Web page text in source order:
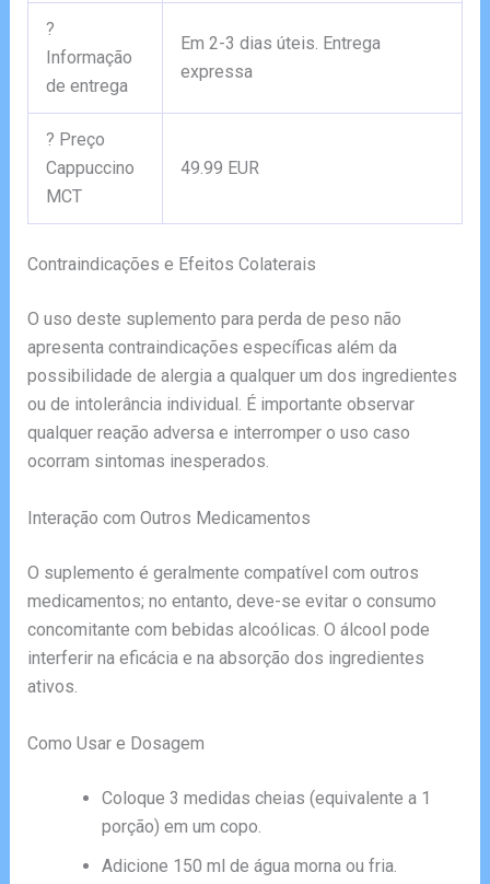
?
Informação
de entrega
Em 2-3 dias úteis. Entrega
expressa
? Preço
Cappuccino
MCT
49.99 EUR
Contraindicações e Efeitos Colaterais
O uso deste suplemento para perda de peso não
apresenta contraindicações específicas além da
possibilidade de alergia a qualquer um dos ingredientes
ou de intolerância individual. É importante observar
qualquer reação adversa e interromper o uso caso
ocorram sintomas inesperados.
Interação com Outros Medicamentos
O suplemento é geralmente compatível com outros
medicamentos; no entanto, deve-se evitar o consumo
concomitante com bebidas alcoólicas. O álcool pode
interferir na eficácia e na absorção dos ingredientes
ativos.
Como Usar e Dosagem
Coloque 3 medidas cheias (equivalente a 1
porção) em um copo.
Adicione 150 ml de água morna ou fria.